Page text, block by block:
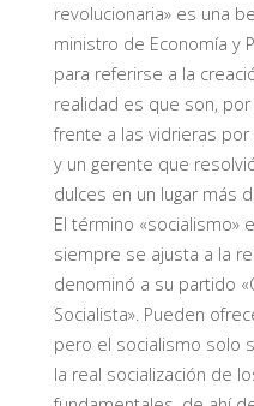
revolucionaria» es una
ministro de Economía y
para referirse a la
realidad es que son,
frente a las vidrieras
y un gerente que
dulces en un lugar más
El término «socialismo»
siempre se ajusta a la
denominó a su partido
Socialista». Pueden
pero el socialismo solo
la real socialización de